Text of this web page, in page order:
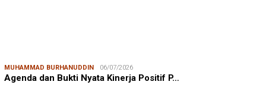
MUHAMMAD BURHANUDDIN 06/07/2026
Agenda dan Bukti Nyata Kinerja Positif P…